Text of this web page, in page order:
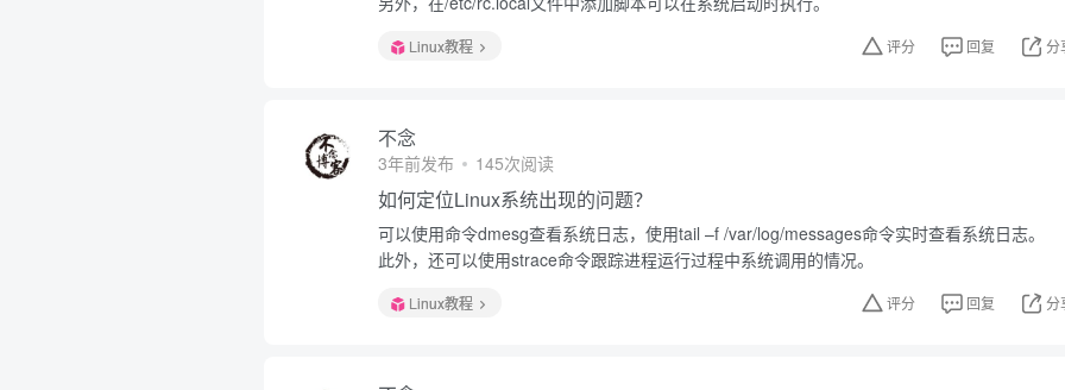
Linux教程 评分 回复 分
不念
3年前发布 145次阅读
如何定位Linux系统出现的问题？
可以使用命令dmesg查看系统日志，使用tail –f /var/log/messages命令实时查看系统日志。
此外，还可以使用strace命令跟踪进程运行过程中系统调用的情况。
Linux教程 评分 回复 分